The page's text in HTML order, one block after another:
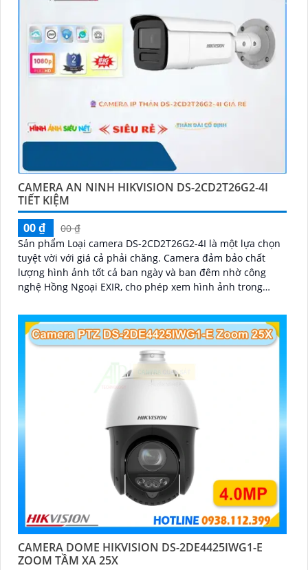
CAMERA AN NINH HIKVISION DS-2CD2T26G2-4I
TIẾT KIỆM
00 ₫
00 ₫
Sản phẩm Loại camera DS-2CD2T26G2-4I là một lựa chọn
tuyệt vời với giá cả phải chăng. Camera đảm bảo chất
lượng hình ảnh tốt cả ban ngày và ban đêm nhờ công
nghệ Hồng Ngoại EXIR, cho phép xem hình ảnh trong
CAMERA DOME HIKVISION DS-2DE4425IWG1-E
ZOOM TẦM XA 25X